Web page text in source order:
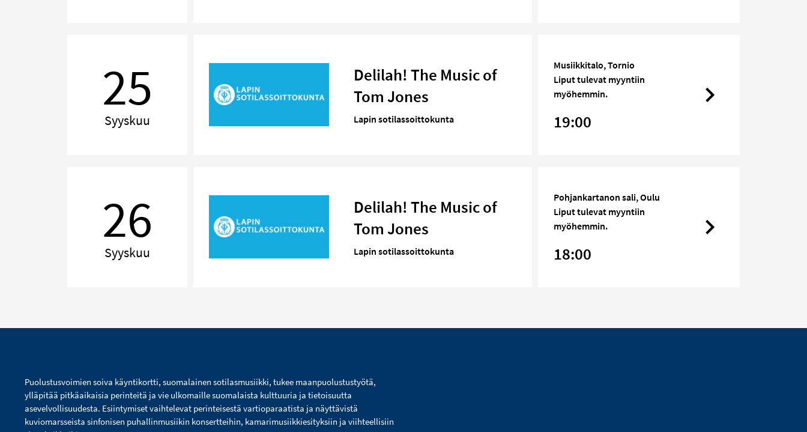
25
Syyskuu
Delilah! The Music of
Tom Jones
Lapin sotilassoittokunta
Musiikkitalo, Tornio
Liput tulevat myyntiin
myöhemmin.
19:00
26
Syyskuu
Delilah! The Music of
Tom Jones
Lapin sotilassoittokunta
Pohjankartanon sali, Oulu
Liput tulevat myyntiin
myöhemmin.
18:00
Puolustusvoimien soiva käyntikortti, suomalainen sotilasmusiikki, tukee maanpuolustustyötä,
ylläpitää pitkäaikaisia perinteitä ja vie ulkomaille suomalaista kulttuuria ja tietoisuutta
asevelvollisuudesta. Esiintymiset vaihtelevat perinteisestä vartioparaatista ja näyttävistä
kuviomarsseista sinfonisen puhallinmusiikin konsertteihin, kamarimusiikkiesityksiin ja viihteellisiin